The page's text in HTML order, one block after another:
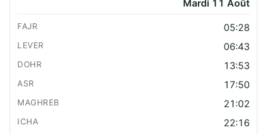
Mardi 11 Août
05:28
06:43
13:53
17:50
21:02
22:16